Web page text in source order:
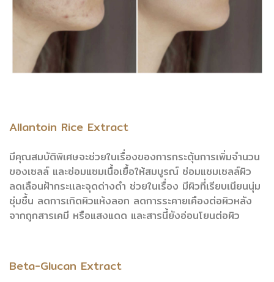
Allantoin Rice Extract
มีคุณสมบัติพิเศษจะช่วยในเรื่องของการกระตุ้นการเพิ่มจำนวน
ของเซลล์ และซ่อมแซมเนื้อเยื้อให้สมบูรณ์ ซ่อมแซมเซลล์ผิว
ลดเลือนฝ้ากระเเละจุดด่างดำ ช่วยในเรื่อง มีผิวที่เรียบเนียนนุ่ม
ชุ่มชื้น ลดการเกิดผิวแห้งลอก ลดการระคายเคืองต่อผิวหลัง
จากถูกสารเคมี หรือแสงแดด และสารนี้ยังอ่อนโยนต่อผิว
Beta-Glucan Extract